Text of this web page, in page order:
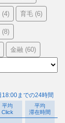
(4) 育毛 (6)
(8)
金融 (60)